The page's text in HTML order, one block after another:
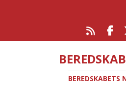
BEREDSKABETS